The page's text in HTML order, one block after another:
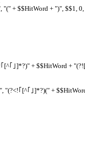
"(" + $$HitWord + ")", $$1,
[^｢｣]*?)" + $$HitWord +
"(?<!｢[^｢｣]*?)(" +